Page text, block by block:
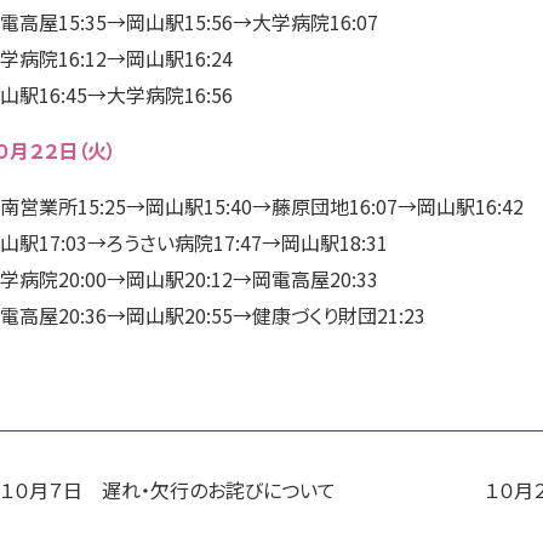
高屋15:35→岡山駅15:56→大学病院16:07
病院16:12→岡山駅16:24
駅16:45→大学病院16:56
月２２日（火）
営業所15:25→岡山駅15:40→藤原団地16:07→岡山駅16:42
駅17:03→ろうさい病院17:47→岡山駅18:31
病院20:00→岡山駅20:12→岡電高屋20:33
高屋20:36→岡山駅20:55→健康づくり財団21:23
１０月７日 遅れ・欠行のお詫びについて １０